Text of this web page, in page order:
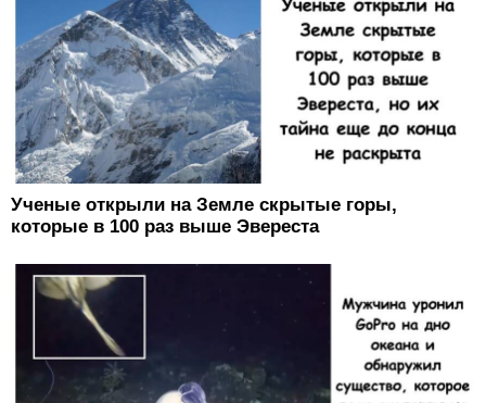
Ученые открыли на Земле скрытые горы,
которые в 100 раз выше Эвереста